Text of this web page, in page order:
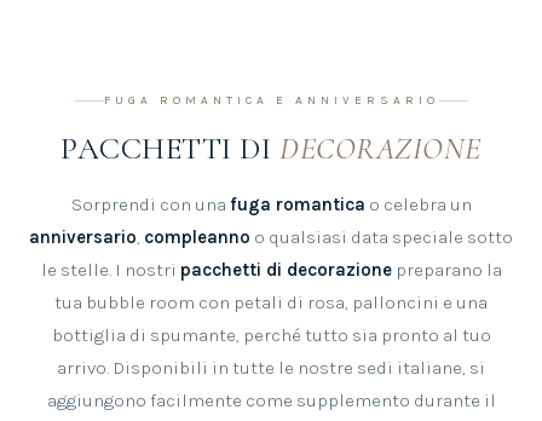
FUGA ROMANTICA E ANNIVERSARIO
PACCHETTI DI DECORAZIONE
Sorprendi con una fuga romantica o celebra un
anniversario, compleanno o qualsiasi data speciale sotto
le stelle. I nostri pacchetti di decorazionepreparano la
tua bubble room con petali di rosa, palloncini e una
bottiglia di spumante, perché tutto sia pronto al tuo
arrivo. Disponibili in tutte le nostre sedi italiane, si
aggiungono facilmente come supplemento durante il